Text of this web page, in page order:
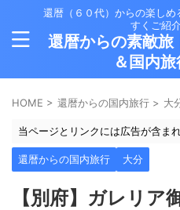
還暦（６０代）からの楽し
すくご紹
還暦からの素敵
＆国内
HOME > 還暦からの国内旅行 > 大
当ページとリンクには広告が含まれ
還暦からの国内旅行 大分
【別府】ガレリア